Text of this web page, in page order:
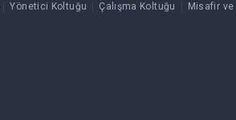
Yönetici Koltuğu Çalışma Koltuğu Misafir